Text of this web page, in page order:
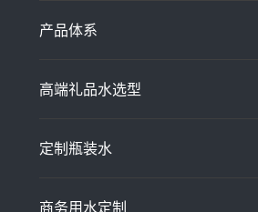
产品体系
高端礼品水选型
定制瓶装水
商务用水定制